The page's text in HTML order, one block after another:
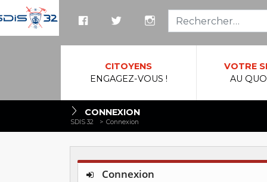
CITOYENS
ENGAGEZ-VOUS !
VOTRE
AU
CONNEXION
SDIS 32 > Connexion
Connexion